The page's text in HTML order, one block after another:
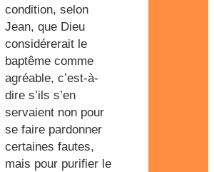
condition, selon
Jean, que Dieu
considérerait le
baptême comme
agréable, c’est-à-
dire s’ils s’en
servaient non pour
se faire pardonner
certaines fautes,
mais pour purifier le